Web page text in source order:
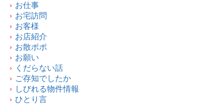
お仕事
お宅訪問
お客様
お店紹介
お散ポポ
お願い
くだらない話
ご存知でしたか
しびれる物件情報
ひとり言